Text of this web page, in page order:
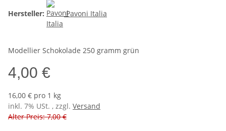
Hersteller:
Pavoni Italia
Modellier Schokolade 250 gramm grün
4,00 €
16,00 € pro 1 kg
inkl. 7% USt. , zzgl. Versand
Alter Preis: 7,00 €